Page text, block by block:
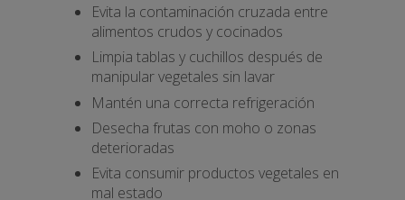
Evita la contaminación cruzada entre
alimentos crudos y cocinados
Limpia tablas y cuchillos después de
manipular vegetales sin lavar
Mantén una correcta refrigeración
Desecha frutas con moho o zonas
deterioradas
Evita consumir productos vegetales en
mal estado